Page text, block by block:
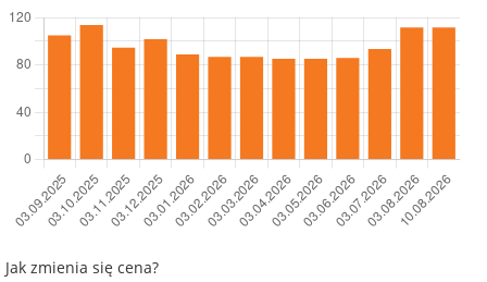
Jak zmienia się cena?